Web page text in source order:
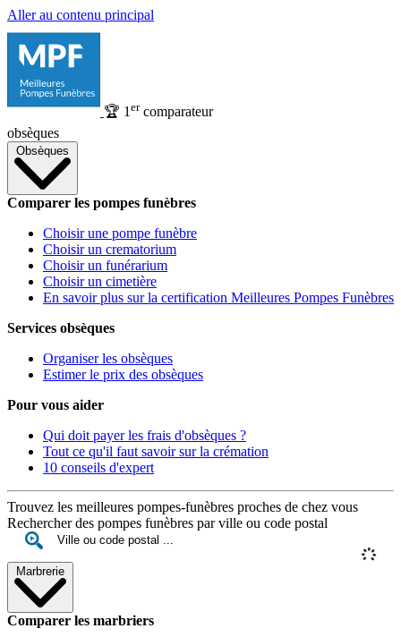
Aller au contenu principal
🏆 1 ercomparateur
obsèques
Obsèques
Comparer les pompes funèbres
Choisir une pompe funèbre
Choisir un crematorium
Choisir un funérarium
Choisir un cimetière
En savoir plus sur la certification Meilleures Pompes Funèbres
Services obsèques
Organiser les obsèques
Estimer le prix des obsèques
Pour vous aider
Qui doit payer les frais d'obsèques ?
Tout ce qu'il faut savoir sur la crémation
10 conseils d'expert
Trouvez les meilleures pompes-funèbres proches de chez vous
Rechercher des pompes funèbres par ville ou code postal
Marbrerie
Comparer les marbriers